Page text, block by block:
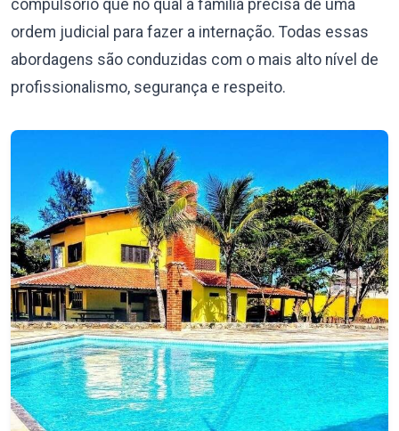
compulsório que no qual a família precisa de uma
ordem judicial para fazer a internação. Todas essas
abordagens são conduzidas com o mais alto nível de
profissionalismo, segurança e respeito.